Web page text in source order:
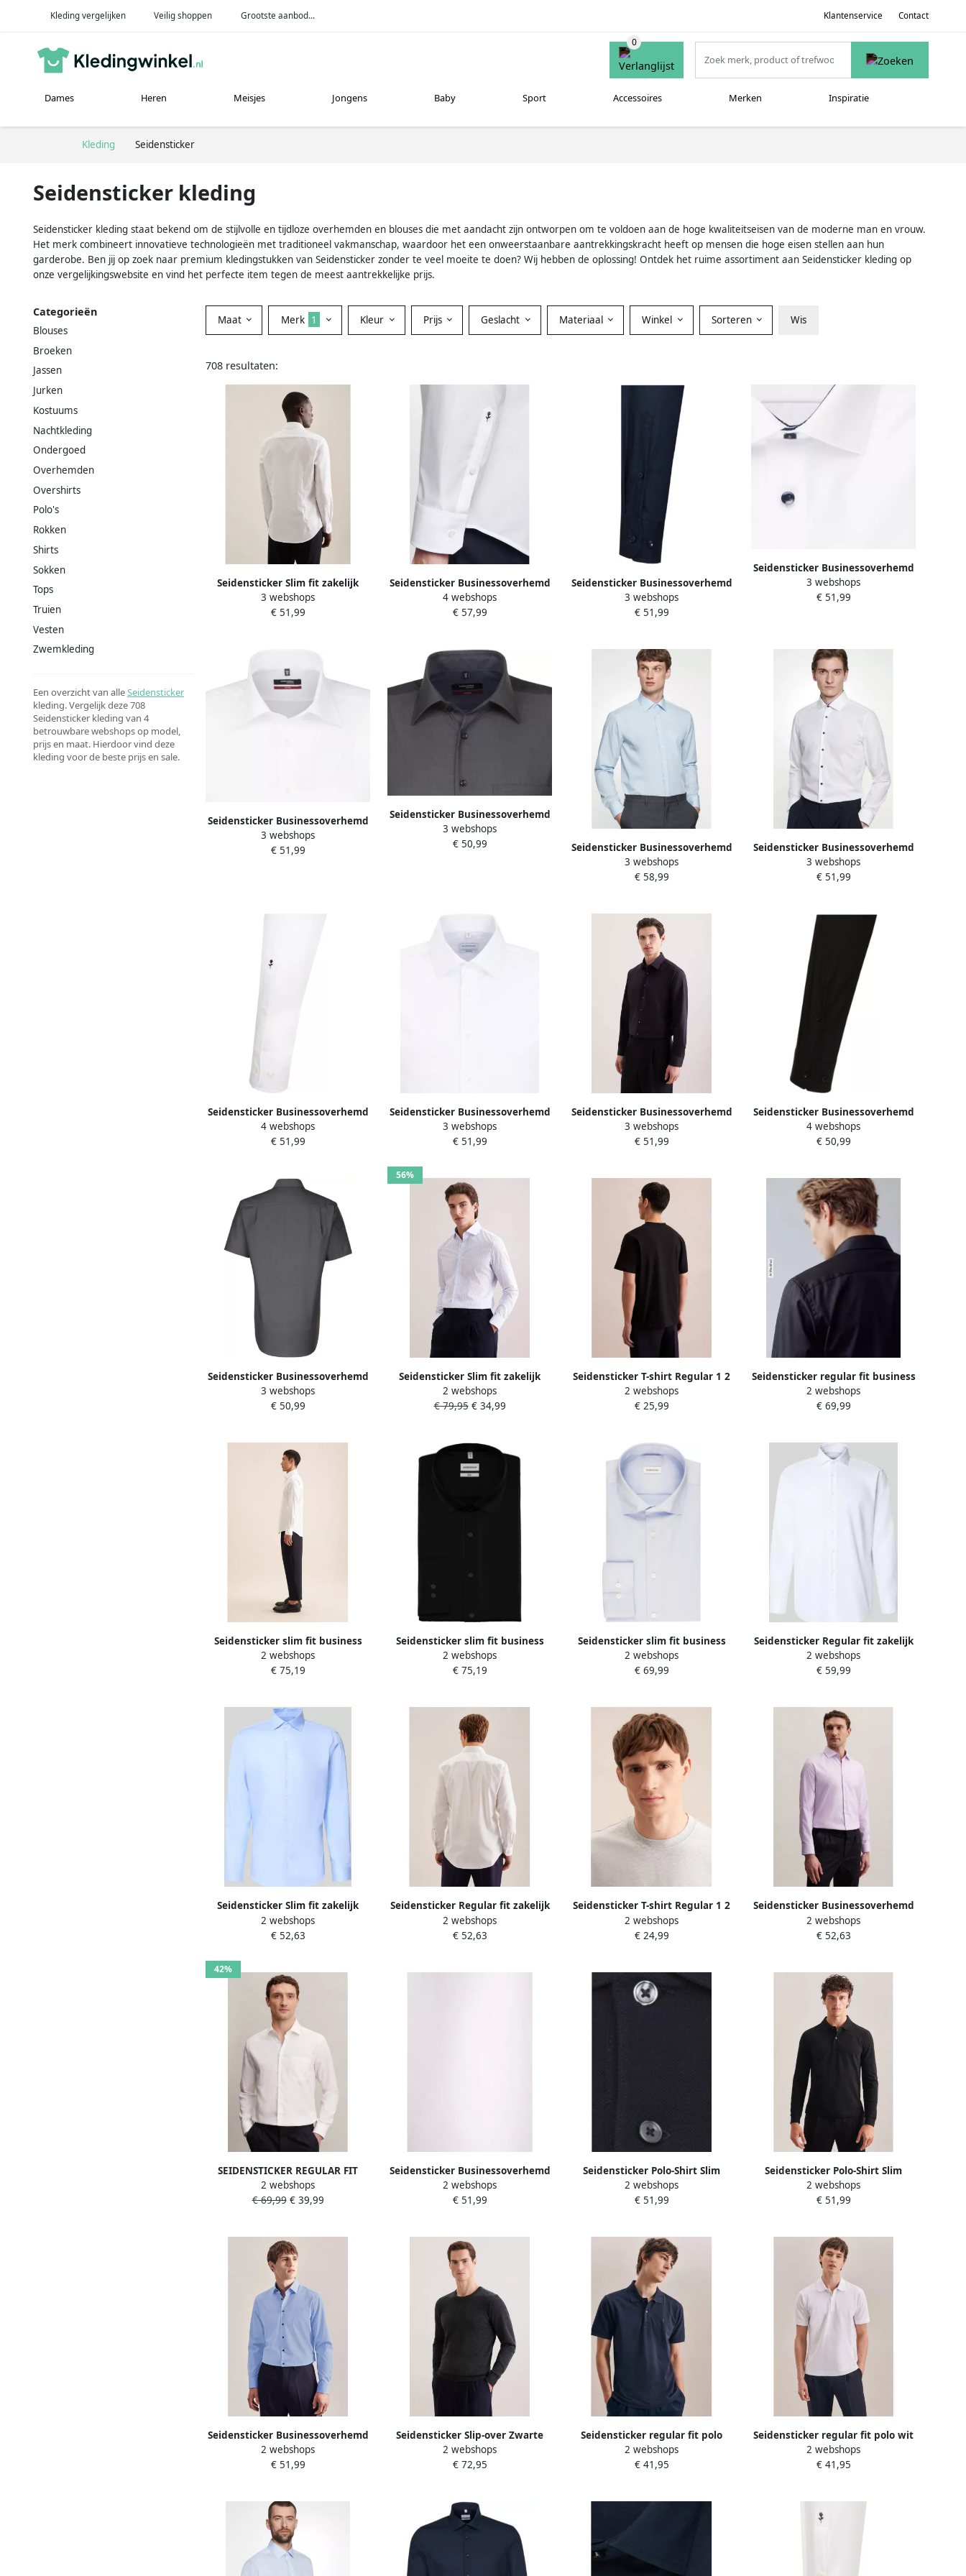
Kleding vergelijken Veilig shoppen Grootste aanbod... Klantenservice Contact
Dames Heren Meisjes Jongens Baby Sport Accessoires Merken Inspiratie
Kleding Seidensticker
Seidensticker kleding
Seidensticker kleding staat bekend om de stijlvolle en tijdloze overhemden en blouses die met aandacht zijn ontworpen om te voldoen aan de hoge kwaliteitseisen van de moderne man en vrouw.
Het merk combineert innovatieve technologieën met traditioneel vakmanschap, waardoor het een onweerstaanbare aantrekkingskracht heeft op mensen die hoge eisen stellen aan hun
garderobe. Ben jij op zoek naar premium kledingstukken van Seidensticker zonder te veel moeite te doen? Wij hebben de oplossing! Ontdek het ruime assortiment aan Seidensticker kleding op
onze vergelijkingswebsite en vind het perfecte item tegen de meest aantrekkelijke prijs.
Categorieën
Blouses
Broeken
Jassen
Jurken
Kostuums
Nachtkleding
Ondergoed
Overhemden
Overshirts
Polo's
Rokken
Shirts
Sokken
Tops
Truien
Vesten
Zwemkleding
Een overzicht van alleSeidensticker
kleding. Vergelijk deze 708
Seidensticker kleding van 4
betrouwbare webshops op model,
prijs en maat. Hierdoor vind deze
kleding voor de beste prijs en sale.
Maat Merk 1 Kleur Prijs Geslacht Materiaal Winkel Sorteren Wis
708 resultaten:
Seidensticker Slim fit zakelijk
overhemd van pure katoen
model 'New Kent'
3 webshops
€ 51,99
Seidensticker Businessoverhemd
Zwarte roos Slim 1 1 extra lange
Kent kraag uni
4 webshops
€ 57,99
Seidensticker Businessoverhemd
Zwarte roos Regular 1 1 Kent
kraag effen
3 webshops
€ 51,99
Seidensticker Businessoverhemd
Zwarte roos Regular 1 1 Kent
kraag effen
3 webshops
€ 51,99
Seidensticker Businessoverhemd
Zwarte roos Regular 1 2 Kent
kraag effen
3 webshops
€ 51,99
Seidensticker Businessoverhemd
Zwarte roos Regular 1 1 Kent
kraag effen
3 webshops
€ 50,99
Seidensticker Businessoverhemd
Zwarte roos Regular 1 1 extra
lange Kent kraag effen
3 webshops
€ 58,99
Seidensticker Businessoverhemd
Zwarte roos Shaped 1 1
Kentkraag effen
3 webshops
€ 51,99
Seidensticker Businessoverhemd
Zwarte roos Regular 1 1 extra
lange Kent kraag effen
4 webshops
€ 51,99
Seidensticker Businessoverhemd
Zwarte roos Shaped 1 1 Extra
lange Kentkraag effen
3 webshops
€ 51,99
Seidensticker Businessoverhemd
Zwarte roos Shaped 1 1
Kentkraag effen
3 webshops
€ 51,99
Seidensticker Businessoverhemd
Zwarte roos X-Slim 1 1 Kentkraag
effen
4 webshops
€ 50,99
Seidensticker Businessoverhemd
Zwarte roos Regular 1 2 Kent
kraag effen
3 webshops
€ 50,99
56%
Seidensticker Slim fit zakelijk
overhemd van katoen met
kentkraag
2 webshops
€ 79,95€ 34,99
Seidensticker T-shirt Regular 1 2
ronde hals
2 webshops
€ 25,99
Seidensticker regular fit business
overhemd met kentkraag van
puur katoen
2 webshops
€ 69,99
Seidensticker slim fit business
overhemd met kentkraag van
satijn
2 webshops
€ 75,19
Seidensticker slim fit business
overhemd met kentkraag van
satijn
2 webshops
€ 75,19
Seidensticker slim fit business
overhemd met kentkraag van
satijn
2 webshops
€ 69,99
Seidensticker Regular fit zakelijk
overhemd van pure katoen
model 'Spread Kent'
2 webshops
€ 59,99
Seidensticker Slim fit zakelijk
overhemd van pure katoen
model 'New Kent'
2 webshops
€ 52,63
Seidensticker Regular fit zakelijk
overhemd van zuivere katoen
model 'New Kent'
2 webshops
€ 52,63
Seidensticker T-shirt Regular 1 2
ronde hals
2 webshops
€ 24,99
Seidensticker Businessoverhemd
Zwarte roos Slim 1 1 Kent kraag
uni
2 webshops
€ 52,63
42%
SEIDENSTICKER REGULAR FIT
Regular fit zakelijk overhemd
met structuurmotief
2 webshops
€ 69,99€ 39,99
Seidensticker Businessoverhemd
Zwarte roos Regular 1 2 Button-
down kraag effen
2 webshops
€ 51,99
Seidensticker Polo-Shirt Slim
Blauw Heren
2 webshops
€ 51,99
Seidensticker Polo-Shirt Slim
Zwart Heren
2 webshops
€ 51,99
Seidensticker Businessoverhemd
Zwarte roos Shaped 1 1
Kentkraag effen
2 webshops
€ 51,99
Seidensticker Slip-over Zwarte
roos Ronde hals uni
2 webshops
€ 72,95
Seidensticker regular fit polo
donkerblauw
2 webshops
€ 41,95
Seidensticker regular fit polo wit
2 webshops
€ 41,95